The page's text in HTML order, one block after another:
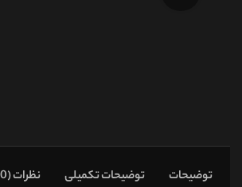
توضیحات توضیحات تکمیلی نظرات (0)